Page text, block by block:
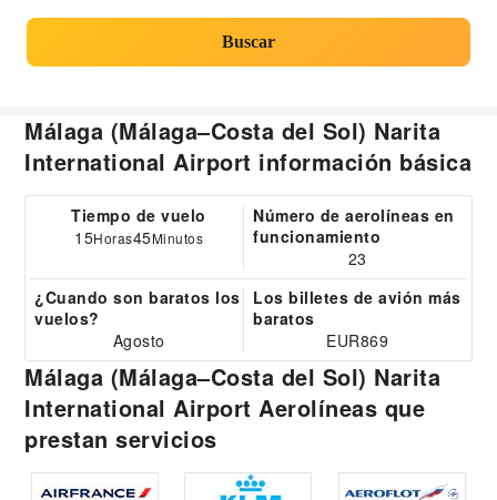
Buscar
Málaga (Málaga–Costa del Sol) Narita
International Airport información básica
Tiempo de vuelo
15Horas45Minutos
Número de aerolíneas en
funcionamiento
23
¿Cuando son baratos los
vuelos?
Agosto
Los billetes de avión más
baratos
EUR869
Málaga (Málaga–Costa del Sol) Narita
International Airport Aerolíneas que
prestan servicios